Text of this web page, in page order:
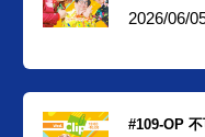
2026/06/
#109-OP 不